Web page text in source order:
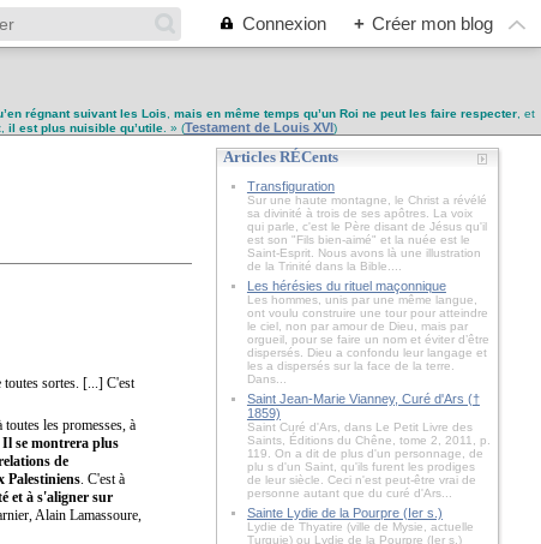
Connexion + Créer mon blog
régnant suivant les Lois mais en même temps qu’un Roi ne peut les faire respecter, et
il est plus nuisible qu’utile . » (Testament de Louis XVI)
toutes sortes. [...] C'est
les promesses, à
.Il se montrera plus
de
Palestiniens . C'est à
et à s'aligner sur
Alain Lamassoure,
Articles RÉCents
Transfiguration
Sur une haute montagne, le Christ a révélé
sa divinité à trois de ses apôtres. La voix
qui parle, c'est le Père disant de Jésus qu'il
est son "Fils bien-aimé" et la nuée est le
Saint-Esprit. Nous avons là une illustration
de la Trinité dans la Bible....
Les hérésies du rituel maçonnique
Les hommes, unis par une même langue,
ont voulu construire une tour pour atteindre
le ciel, non par amour de Dieu, mais par
orgueil, pour se faire un nom et éviter d’être
dispersés. Dieu a confondu leur langage et
les a dispersés sur la face de la terre.
Dans...
Saint Jean-Marie Vianney, Curé d'Ars (†
1859)
Saint Curé d'Ars, dans Le Petit Livre des
Saints, Éditions du Chêne, tome 2, 2011, p.
119. On a dit de plus d'un personnage, de
plu s d'un Saint, qu'ils furent les prodiges
de leur siècle. Ceci n'est peut-être vrai de
personne autant que du curé d'Ars...
Sainte Lydie de la Pourpre (Ier s.)
Lydie de Thyatire (ville de Mysie, actuelle
Turquie) ou Lydie de la Pourpre (Ier s.)